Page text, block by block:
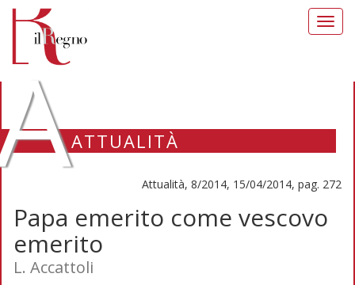
ATTUALITÀ
Attualità, 8/2014, 15/04/2014, pag. 272
Papa emerito come vescovo
emerito
L. Accattoli